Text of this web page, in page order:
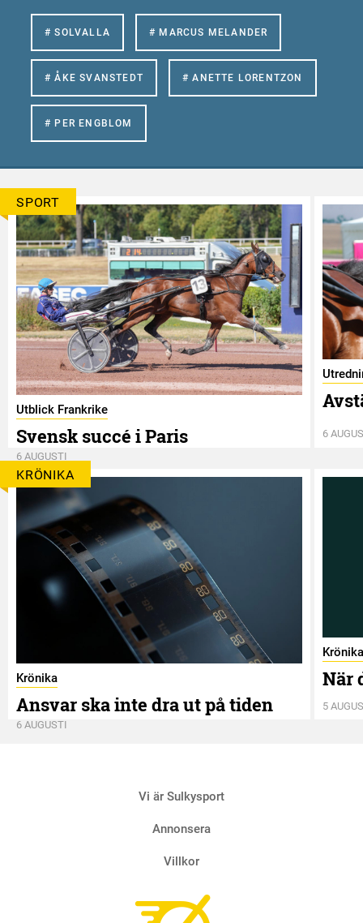
# SOLVALLA # MARCUS MELANDER
# ÅKE SVANSTEDT # ANETTE LORENTZON
# PER ENGBLOM
SPORT
Utblick Frankrike
Svensk succé i Paris
6 AUGUSTI
6
KRÖNIKA
Krönika
Ansvar ska inte dra ut på tiden
6 AUGUSTI
Krönika
När
5
Vi är Sulkysport
Annonsera
Villkor